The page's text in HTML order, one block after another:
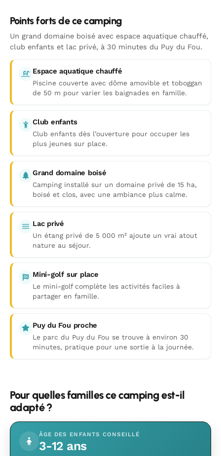
Points forts de ce camping
Un grand domaine boisé avec espace aquatique chauffé,
club enfants et lac privé, à 30 minutes du Puy du Fou.
Espace aquatique chauffé
Piscine couverte avec dôme amovible et toboggan
de 50 m pour varier les baignades en famille.
Club enfants
Club enfants dès l’ouverture pour occuper les
plus jeunes sur place.
Grand domaine boisé
Camping installé sur un domaine privé de 15 ha,
boisé et clos, avec une ambiance plus calme.
Lac privé
Un étang privé de 5 000 m² ajoute un vrai atout
nature au séjour.
Mini-golf sur place
Le mini-golf complète les activités faciles à
partager en famille.
Puy du Fou proche
Le parc du Puy du Fou se trouve à environ 30
minutes, pratique pour une sortie à la journée.
Pour quelles familles ce camping est-il
adapté ?
ÂGE DES ENFANTS CONSEILLÉ
3-12 ans